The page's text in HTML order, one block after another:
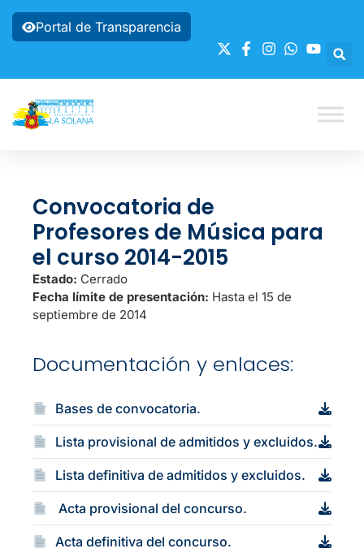
Portal de Transparencia
Convocatoria de
Profesores de Música para
el curso 2014-2015
Estado: Cerrado
Fecha límite de presentación: Hasta el 15 de
septiembre de 2014
Documentación y enlaces:
Bases de convocatoria.
Lista provisional de admitidos y excluidos.
Lista definitiva de admitidos y excluidos.
Acta provisional del concurso.
Acta definitiva del concurso.